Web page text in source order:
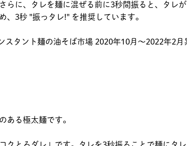
らに、タレを麺に混ぜる前に3秒間振ると、タレ
、3秒 "振っタレ!" を推奨しています。
タント麺の油そば市場 2020年10月～2022年2月
ある極太麺です。